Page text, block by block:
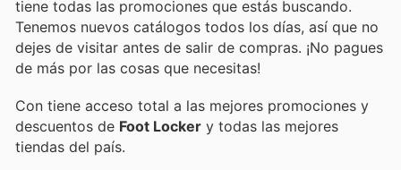
tiene todas las promociones que estás buscando.
Tenemos nuevos catálogos todos los días, así que no
dejes de visitar antes de salir de compras. ¡No pagues
de más por las cosas que necesitas!
Con tiene acceso total a las mejores promociones y
descuentos de Foot Locker y todas las mejores
tiendas del país.